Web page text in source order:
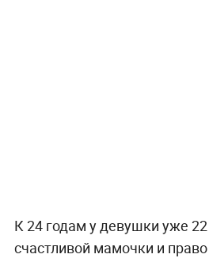
К 24 годам у девушки уже
счастливой мамочки и